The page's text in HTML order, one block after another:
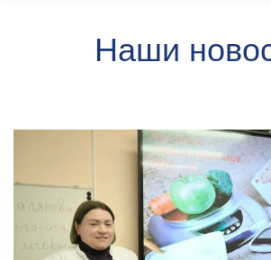
Наши